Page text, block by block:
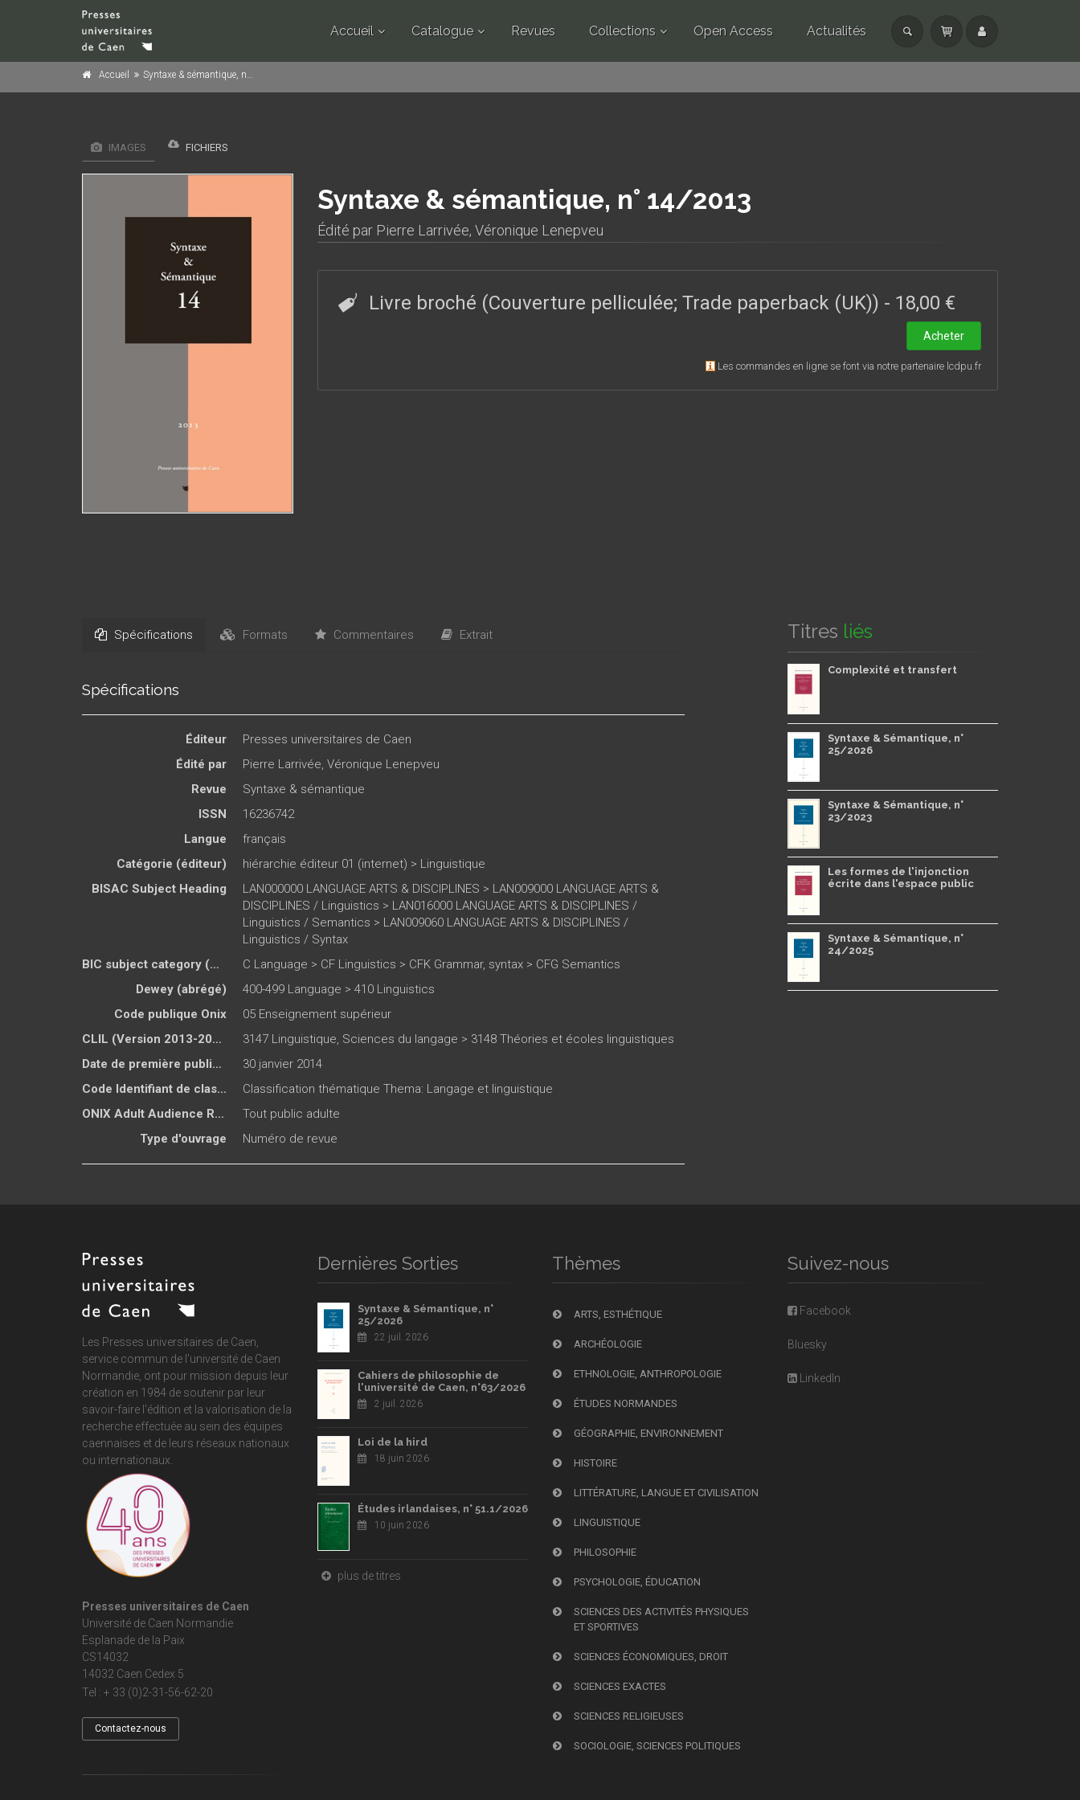
Accueil Catalogue Revues Collections Open Access Actualités
Accueil Syntaxe & sémantique, n° 14/2013
IMAGES FICHIERS
Syntaxe & sémantique, n° 14/2013
Édité par Pierre Larrivée, Véronique Lenepveu
Livre broché (Couverture pelliculée; Trade paperback (UK)) - 18,00 €
Acheter
Les commandes en ligne se font via notre partenaire lcdpu.fr
Spécifications Formats Commentaires Extrait
Spécifications
Éditeur
Presses universitaires de Caen
Édité par
Pierre Larrivée, Véronique Lenepveu
Revue
Syntaxe & sémantique
ISSN
16236742
Langue
français
Catégorie (éditeur)
hiérarchie éditeur 01 (internet) > Linguistique
BISAC Subject Heading
LAN000000 LANGUAGE ARTS & DISCIPLINES > LAN009000 LANGUAGE ARTS &
DISCIPLINES / Linguistics > LAN016000 LANGUAGE ARTS & DISCIPLINES /
Linguistics / Semantics > LAN009060 LANGUAGE ARTS & DISCIPLINES /
Linguistics / Syntax
BIC subject category (UK)
C Language > CF Linguistics > CFK Grammar, syntax > CFG Semantics
Dewey (abrégé)
400-499 Language > 410 Linguistics
Code publique Onix
05 Enseignement supérieur
CLIL (Version 2013-2019 )
3147 Linguistique, Sciences du langage > 3148 Théories et écoles linguistiques
Date de première publication du titre
30 janvier 2014
Code Identifiant de classement sujet
Classification thématique Thema: Langage et linguistique
ONIX Adult Audience Rating
Tout public adulte
Type d'ouvrage
Numéro de revue
Titres liés
Complexité et transfert
Syntaxe & Sémantique, n°
25/2026
Syntaxe & Sémantique, n°
23/2023
Les formes de l'injonction
écrite dans l'espace public
Syntaxe & Sémantique, n°
24/2025
Les Presses universitaires de Caen,
service commun de l'université de Caen
Normandie, ont pour mission depuis leur
création en 1984 de soutenir par leur
savoir-faire l'édition et la valorisation de la
recherche effectuée au sein des équipes
caennaises et de leurs réseaux nationaux
ou internationaux.
Presses universitaires de Caen
Université de Caen Normandie
Esplanade de la Paix
CS14032
14032 Caen Cedex 5
Tel : + 33 (0)2-31-56-62-20
Contactez-nous
Dernières Sorties
Syntaxe & Sémantique, n°
25/2026
22 juil. 2026
Cahiers de philosophie de
l'université de Caen, n°63/2026
2 juil. 2026
Loi de la hird
18 juin 2026
Études irlandaises, n° 51.1/2026
10 juin 2026
plus de titres
Thèmes
ARTS, ESTHÉTIQUE
ARCHÉOLOGIE
ETHNOLOGIE, ANTHROPOLOGIE
ÉTUDES NORMANDES
GÉOGRAPHIE, ENVIRONNEMENT
HISTOIRE
LITTÉRATURE, LANGUE ET CIVILISATION
LINGUISTIQUE
PHILOSOPHIE
PSYCHOLOGIE, ÉDUCATION
SCIENCES DES ACTIVITÉS PHYSIQUES
ET SPORTIVES
SCIENCES ÉCONOMIQUES, DROIT
SCIENCES EXACTES
SCIENCES RELIGIEUSES
SOCIOLOGIE, SCIENCES POLITIQUES
Suivez-nous
Facebook
Bluesky
LinkedIn